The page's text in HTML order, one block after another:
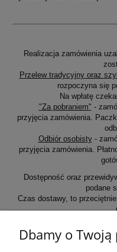
Realizacja zamówienia
Przelew tradycyjny oraz
rozpoczyna się
Na wpłatę
"Za pobraniem" -
przyjęcia zamówienia.
Odbiór osobisty-
przyjęcia zamówienia.
Dostępność oraz
podane
Czas dostawy, to
Dbamy o